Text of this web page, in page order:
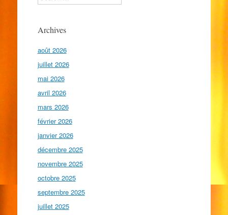
Archives
août 2026
juillet 2026
mai 2026
avril 2026
mars 2026
février 2026
janvier 2026
décembre 2025
novembre 2025
octobre 2025
septembre 2025
juillet 2025